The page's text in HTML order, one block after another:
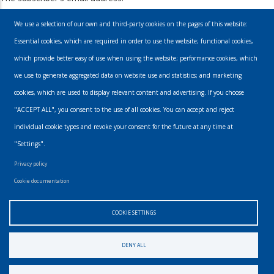
Email
info@urbanmusics.com
Footer
Privacy Policy
We use a selection of our own and third-party cookies on the pages of this website:
Essential cookies, which are required in order to use the website; functional cookies,
which provide better easy of use when using the website; performance cookies, which
we use to generate aggregated data on website use and statistics; and marketing
cookies, which are used to display relevant content and advertising. If you choose
"ACCEPT ALL", you consent to the use of all cookies. You can accept and reject
individual cookie types and revoke your consent for the future at any time at
"Settings".
Privacy policy
Cookie documentation
COOKIE SETTINGS
DENY ALL